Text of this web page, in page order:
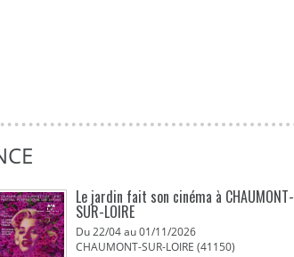
Le jardin fait son cinéma à CHAUMONT-
SUR-LOIRE
Du 22/04 au 01/11/2026
CHAUMONT-SUR-LOIRE (41150)